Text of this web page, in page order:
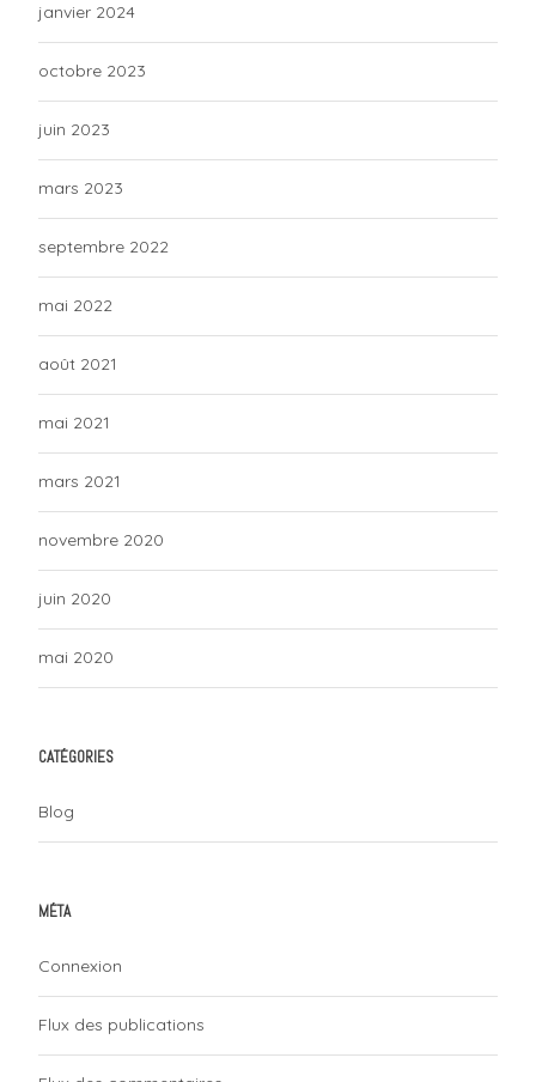
janvier 2024
octobre 2023
juin 2023
mars 2023
septembre 2022
mai 2022
août 2021
mai 2021
mars 2021
novembre 2020
juin 2020
mai 2020
CATÉGORIES
Blog
MÉTA
Connexion
Flux des publications